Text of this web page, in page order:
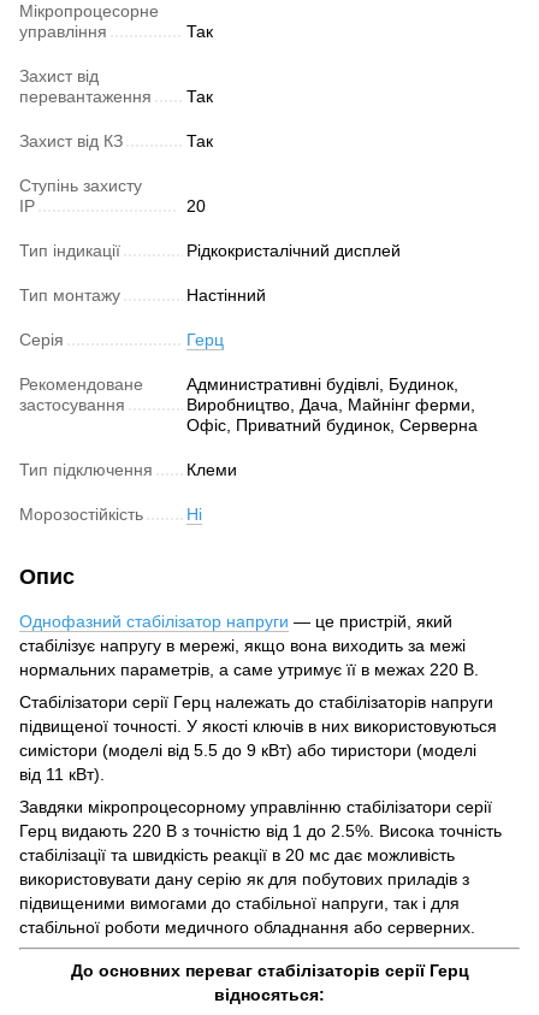
Мікропроцесорне
управління
Так
Захист від
перевантаження
Так
Захист від КЗ Так
Ступінь захисту
IP
20
Тип індикації Рідкокристалічний дисплей
Тип монтажу Настінний
Серія Герц
Рекомендоване
застосування
Административні будівлі, Будинок,
Виробництво, Дача, Майнінг ферми,
Офіс, Приватний будинок, Серверна
Тип підключення Клеми
Морозостійкість Ні
Опис
Однофазний стабілізатор напруги — це пристрій, який
стабілізує напругу в мережі, якщо вона виходить за межі
нормальних параметрів, а саме утримує її в межах 220 В.
Стабілізатори серії Герц належать до стабілізаторів напруги
підвищеної точності. У якості ключів в них використовуються
симістори (моделі від 5.5 до 9 кВт) або тиристори (моделі
від 11 кВт).
Завдяки мікропроцесорному управлінню стабілізатори серії
Герц видають 220 В з точністю від 1 до 2.5%. Висока точність
стабілізації та швидкість реакції в 20 мс дає можливість
використовувати дану серію як для побутових приладів з
підвищеними вимогами до стабільної напруги, так і для
стабільної роботи медичного обладнання або серверних.
До основних переваг стабілізаторів серії Герц
відносяться: